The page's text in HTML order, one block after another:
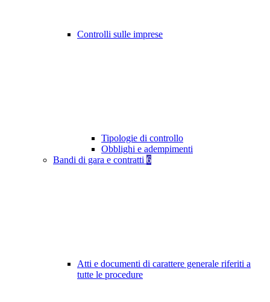
Controlli sulle imprese
Tipologie di controllo
Obblighi e adempimenti
Bandi di gara e contratti 6
Atti e documenti di carattere generale riferiti a
tutte le procedure